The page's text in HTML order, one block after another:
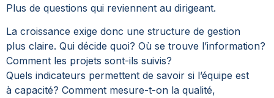
Plus de questions qui reviennent au dirigeant.
La croissance exige donc une structure de gestion
plus claire. Qui décide quoi? Où se trouve l’information?
Comment les projets sont-ils suivis?
Quels indicateurs permettent de savoir si l’équipe est
à capacité? Comment mesure-t-on la qualité,